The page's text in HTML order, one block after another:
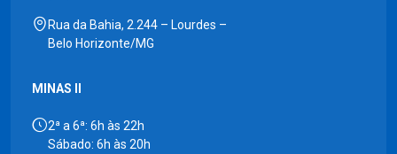
Rua da Bahia, 2.244 – Lourdes –
Belo Horizonte/MG
MINAS II
2ª a 6ª: 6h às 22h
Sábado: 6h às 20h